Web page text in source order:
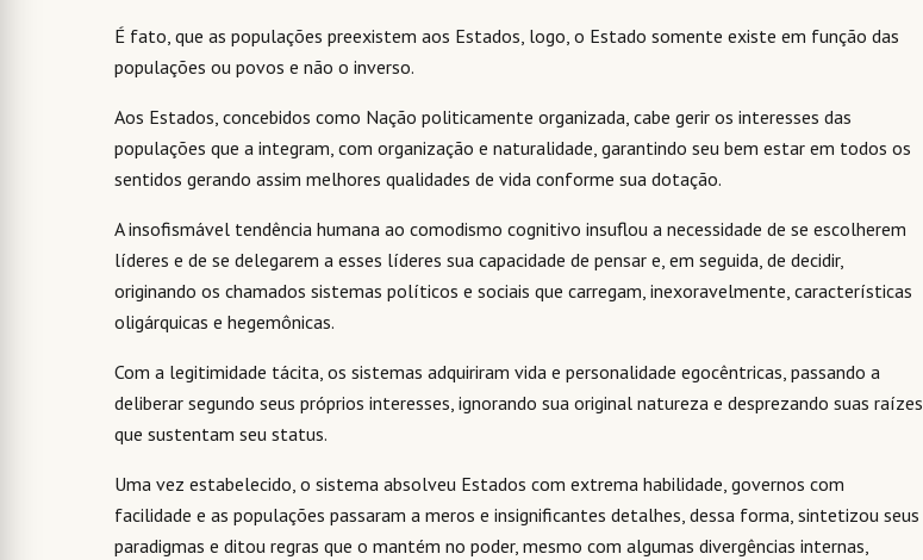
É fato, que as populações preexistem aos Estados, logo, o Estado somente existe em função das
populações ou povos e não o inverso.
Aos Estados, concebidos como Nação politicamente organizada, cabe gerir os interesses das
populações que a integram, com organização e naturalidade, garantindo seu bem estar em todos os
sentidos gerando assim melhores qualidades de vida conforme sua dotação.
A insofismável tendência humana ao comodismo cognitivo insuflou a necessidade de se escolherem
líderes e de se delegarem a esses líderes sua capacidade de pensar e, em seguida, de decidir,
originando os chamados sistemas políticos e sociais que carregam, inexoravelmente, características
oligárquicas e hegemônicas.
Com a legitimidade tácita, os sistemas adquiriram vida e personalidade egocêntricas, passando a
deliberar segundo seus próprios interesses, ignorando sua original natureza e desprezando suas raízes
que sustentam seu status.
Uma vez estabelecido, o sistema absolveu Estados com extrema habilidade, governos com
facilidade e as populações passaram a meros e insignificantes detalhes, dessa forma, sintetizou seus
paradigmas e ditou regras que o mantém no poder, mesmo com algumas divergências internas,